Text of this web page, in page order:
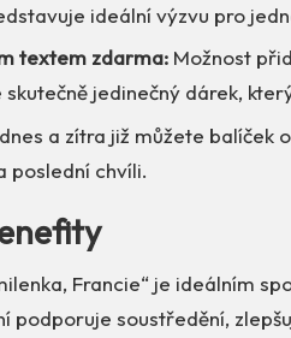
ideální výzvu pro
textem zdarma: Možnost
jedinečný dárek,
a zítra již můžete balíček
poslední chvíli.
Francie“ je ideálním
podporuje soustředění,